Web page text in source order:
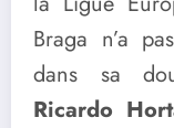
Braga n’a
dans sa
Ricardo